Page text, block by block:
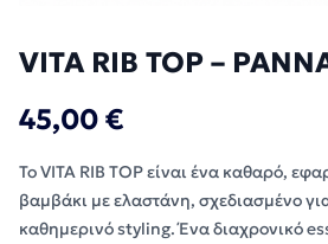
VITA RIB TOP –
45,00 €
Το VITA RIB TOP είναι ένα καθαρό,
βαμβάκι με ελαστάνη, σχεδιασμένο
καθημερινό styling. Ένα διαχρονικό